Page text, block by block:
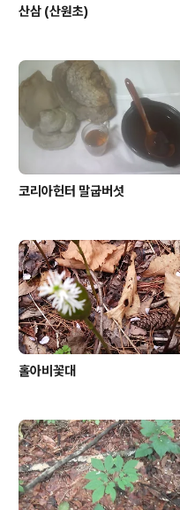
산삼 (산원초)
코리아헌터 말굽버섯
홀아비꽃대